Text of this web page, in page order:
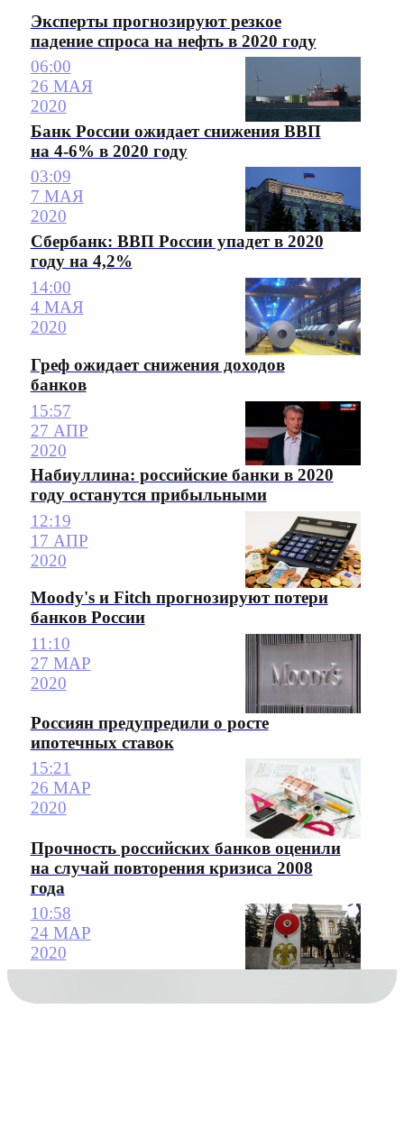
Эксперты прогнозируют резкое
падение спроса на нефть в 2020 году
06:00
26 МАЯ
2020
Банк России ожидает снижения ВВП
на 4-6% в 2020 году
03:09
7 МАЯ
2020
Сбербанк: ВВП России упадет в 2020
году на 4,2%
14:00
4 МАЯ
2020
Греф ожидает снижения доходов
банков
15:57
27 АПР
2020
Набиуллина: российские банки в 2020
году останутся прибыльными
12:19
17 АПР
2020
Moody's и Fitch прогнозируют потери
банков России
11:10
27 МАР
2020
Россиян предупредили о росте
ипотечных ставок
15:21
26 МАР
2020
Прочность российских банков оценили
на случай повторения кризиса 2008
года
10:58
24 МАР
2020